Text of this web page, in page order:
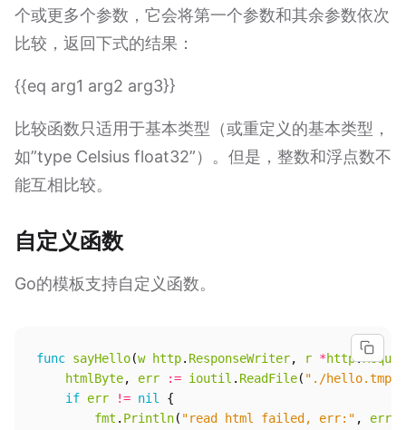
个或更多个参数，它会将第一个参数和其余参数依次
比较，返回下式的结果：
{{eq arg1 arg2 arg3}}
比较函数只适用于基本类型（或重定义的基本类型，
如”type Celsius float32”）。但是，整数和浮点数不
能互相比较。
自定义函数
Go的模板支持自定义函数。
func sayHello(w http. ResponseWriter, r *http.
htmlByte, err := ioutil . ReadFile( "./hello.tmpl"
if err != nil
{
fmt . Println( "read html failed, err:" , err